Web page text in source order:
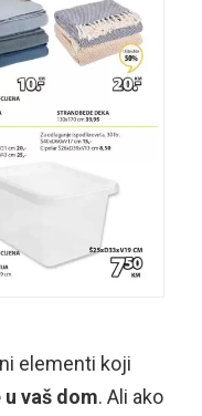
elementi koji
vaš dom. Ali ako